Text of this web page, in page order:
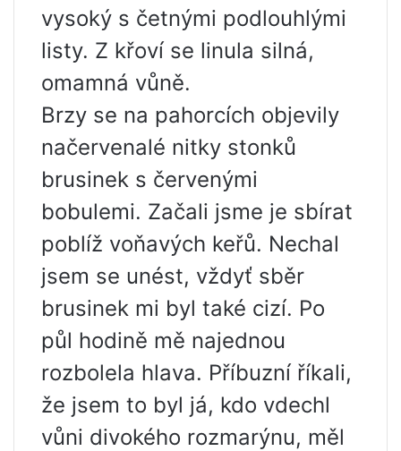
vysoký s četnými podlouhlými
listy. Z křoví se linula silná,
omamná vůně.
Brzy se na pahorcích objevily
načervenalé nitky stonků
brusinek s červenými
bobulemi. Začali jsme je sbírat
poblíž voňavých keřů. Nechal
jsem se unést, vždyť sběr
brusinek mi byl také cizí. Po
půl hodině mě najednou
rozbolela hlava. Příbuzní říkali,
že jsem to byl já, kdo vdechl
vůni divokého rozmarýnu, měl